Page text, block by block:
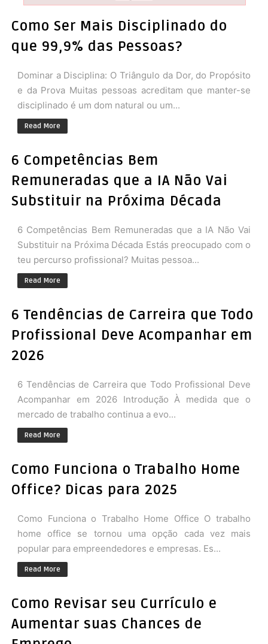
Como Ser Mais Disciplinado do
que 99,9% das Pessoas?
Dominar a Disciplina: O Triângulo da Dor, do Propósito
e da Prova Muitas pessoas acreditam que manter-se
disciplinado é um dom natural ou um...
Read More
6 Competências Bem
Remuneradas que a IA Não Vai
Substituir na Próxima Década
6 Competências Bem Remuneradas que a IA Não Vai
Substituir na Próxima Década Estás preocupado com o
teu percurso profissional? Muitas pessoa...
Read More
6 Tendências de Carreira que Todo
Profissional Deve Acompanhar em
2026
6 Tendências de Carreira que Todo Profissional Deve
Acompanhar em 2026 Introdução À medida que o
mercado de trabalho continua a evo...
Read More
Como Funciona o Trabalho Home
Office? Dicas para 2025
Como Funciona o Trabalho Home Office O trabalho
home office se tornou uma opção cada vez mais
popular para empreendedores e empresas. Es...
Read More
Como Revisar seu Currículo e
Aumentar suas Chances de